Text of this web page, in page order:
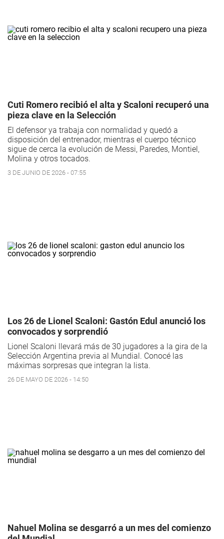
Cuti Romero recibió el alta y Scaloni recuperó una
pieza clave en la Selección
El defensor ya trabaja con normalidad y quedó a
disposición del entrenador, mientras el cuerpo técnico
sigue de cerca la evolución de Messi, Paredes, Montiel,
Molina y otros tocados.
3 DE JUNIO DE 2026 - 07:55
Los 26 de Lionel Scaloni: Gastón Edul anunció los
convocados y sorprendió
Lionel Scaloni llevará más de 30 jugadores a la gira de la
Selección Argentina previa al Mundial. Conocé las
máximas sorpresas que integran la lista.
26 DE MAYO DE 2026 - 14:50
Nahuel Molina se desgarró a un mes del comienzo